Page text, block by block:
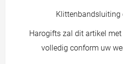
Klittenbandsluiting
Harogifts zal dit artikel
volledig conform uw